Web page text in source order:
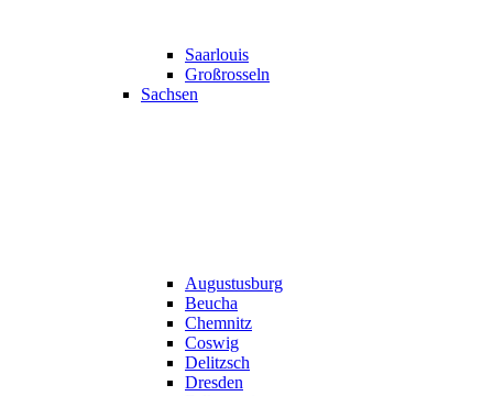
Saarlouis
Großrosseln
Sachsen
Augustusburg
Beucha
Chemnitz
Coswig
Delitzsch
Dresden